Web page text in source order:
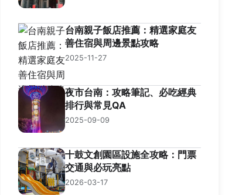
台南親子飯店推薦：精選家庭友
善住宿與周邊景點攻略
2025-11-27
夜市台南：攻略筆記、必吃經典
排行與常見QA
2025-09-09
十鼓文創園區設施全攻略：門票
交通與必玩亮點
2026-03-17